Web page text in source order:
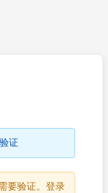
证
要验证。登录